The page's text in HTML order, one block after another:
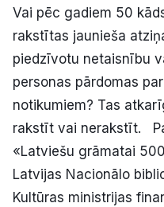
Vai pēc gadiem 50
rakstītas jaunieša
piedzīvotu netaisnību
personas pārdomas
notikumiem? Tas
rakstīt vai nerakstīt.
«Latviešu grāmatai
Latvijas Nacionālo
Kultūras ministrijas